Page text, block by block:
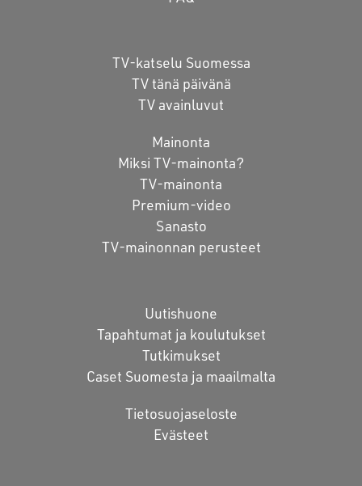
TV-katselu Suomessa
TV tänä päivänä
TV avainluvut
Mainonta
Miksi TV-mainonta?
TV-mainonta
Premium-video
Sanasto
TV-mainonnan perusteet
Uutishuone
Tapahtumat ja koulutukset
Tutkimukset
Caset Suomesta ja maailmalta
Tietosuojaseloste
Evästeet